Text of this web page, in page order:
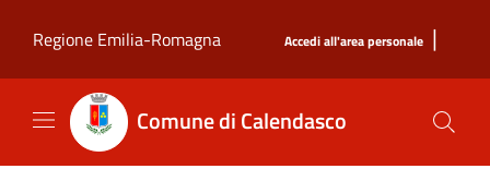
Regione Emilia-Romagna
Accedi all'area personale |
Comune di Calendasco